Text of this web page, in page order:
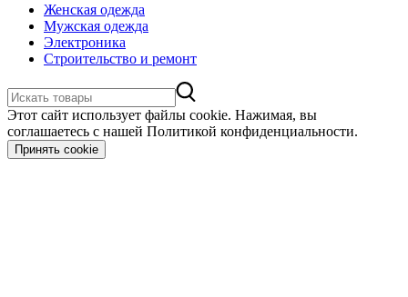
Женская одежда
Мужская одежда
Электроника
Строительство и ремонт
Этот сайт использует файлы cookie. Нажимая, вы
соглашаетесь с нашей Политикой конфиденциальности.
Принять cookie